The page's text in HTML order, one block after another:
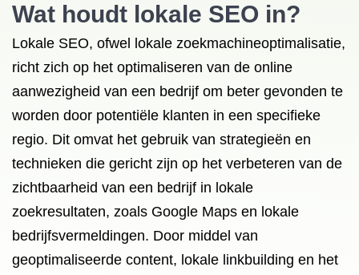
Wat houdt lokale SEO in?
Lokale SEO, ofwel lokale zoekmachineoptimalisatie,
richt zich op het optimaliseren van de online
aanwezigheid van een bedrijf om beter gevonden te
worden door potentiële klanten in een specifieke
regio. Dit omvat het gebruik van strategieën en
technieken die gericht zijn op het verbeteren van de
zichtbaarheid van een bedrijf in lokale
zoekresultaten, zoals Google Maps en lokale
bedrijfsvermeldingen. Door middel van
geoptimaliseerde content, lokale linkbuilding en het